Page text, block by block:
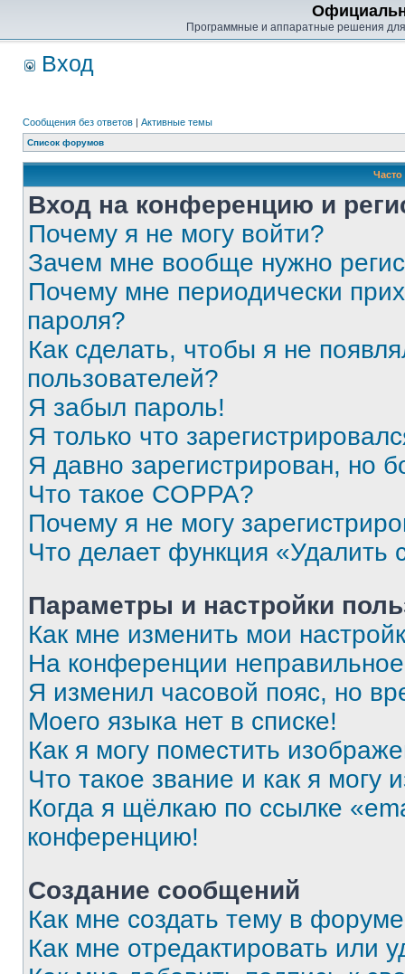
Программные и аппаратные решения
Вход
Сообщения без ответов | Активные темы
Список форумов
Вход на конференцию и
Почему я не могу войти?
Зачем мне вообще нужно
Почему мне периодически
пароля?
Как сделать, чтобы я не
пользователей?
Я забыл пароль!
Я только что
Я давно зарегистрирован, но
Что такое COPPA?
Почему я не могу
Что делает функция «Удалить
Параметры и настройки
Как мне изменить мои
На конференции
Я изменил часовой пояс, но
Моего языка нет в списке!
Как я могу поместить
Что такое звание и как я могу
Когда я щёлкаю по ссылке
конференцию!
Создание сообщений
Как мне создать тему в
Как мне отредактировать или